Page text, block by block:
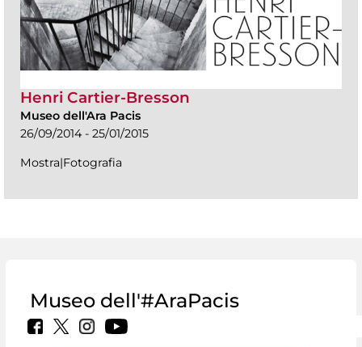
Henri Cartier-Bresson
Museo dell'Ara Pacis
26/09/2014 - 25/01/2015
Mostra|Fotografia
Museo dell'#AraPacis